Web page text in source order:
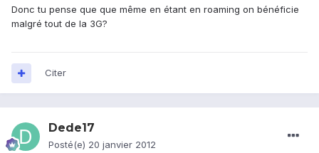
Donc tu pense que que même en étant en roaming on bénéficie
malgré tout de la 3G?
Citer
Dede17
Posté(e) 20 janvier 2012